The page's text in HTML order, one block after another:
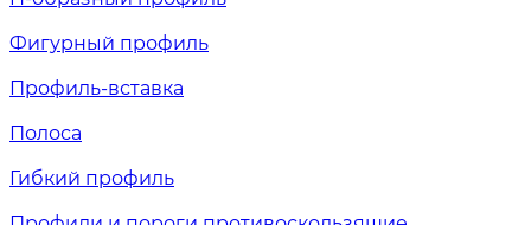
Фигурный профиль
Профиль-вставка
Полоса
Гибкий профиль